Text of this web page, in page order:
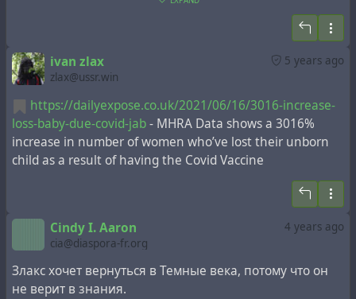
Контроль рождаемости у животных скоро может
быть реализован одним уколом: новая инъекция
делает самцов и самок мышей бесплодными,
заставляя их мышцы вырабатывать антитела,
блокирующие гормоны. Если этот подход
сработает у собак и кошек, говорят
исследователи, его можно будет использовать для
кастрации и стерилизации домашних животных и
для контроля размножения в популяциях диких
животных. Аналогичный подход может в один
прекрасный день подтолкнуть к разработке
долгосрочных методов контроля рождаемости для
людей.
Предупреждение: ссылка на эту статью журнала
Science приводит к автоматической блокировке
аккаунта в Twitter
5 years ago
ivan zlax
zlax@ussr.win
https://dailyexpose.co.uk/2021/06/16/3016-increase-
loss-baby-due-covid-jab- MHRA Data shows a 3016%
increase in number of women who’ve lost their unborn
child as a result of having the Covid Vaccine
4 years ago
Cindy I. Aaron
cia@diaspora-fr.org
Злакс хочет вернуться в Темные века, потому что он
не верит в знания.